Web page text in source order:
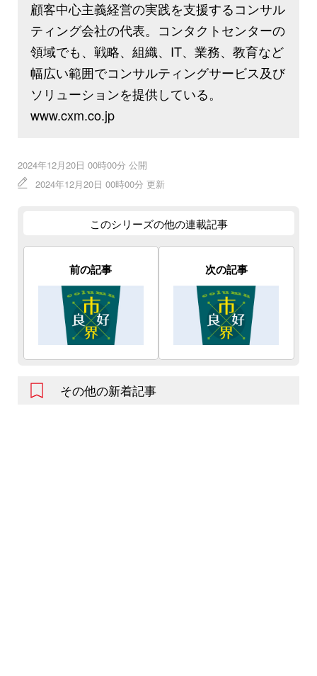
顧客中心主義経営の実践を支援するコンサル
ティング会社の代表。コンタクトセンターの
領域でも、戦略、組織、IT、業務、教育など
幅広い範囲でコンサルティングサービス及び
ソリューションを提供している。
www.cxm.co.jp
2024年12月20日 00時00分 公開
2024年12月20日 00時00分 更新
このシリーズの他の連載記事
前の記事 次の記事
その他の新着記事